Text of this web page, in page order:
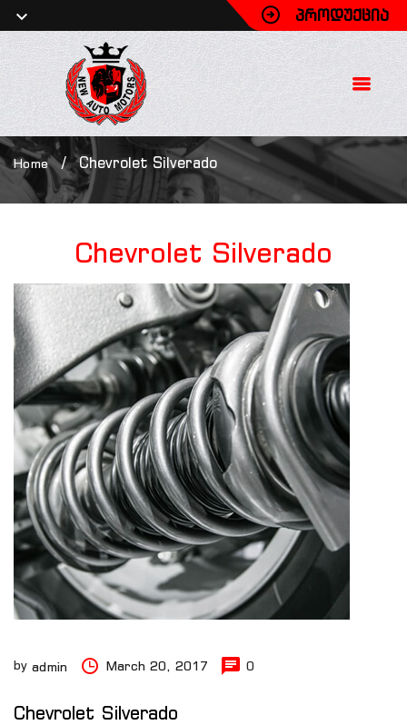
ᲞᲠᲝᲓᲣᲥᲪᲘᲐ
Home / Chevrolet Silverado
Chevrolet Silverado
by admin March 20, 2017 0
Chevrolet Silverado